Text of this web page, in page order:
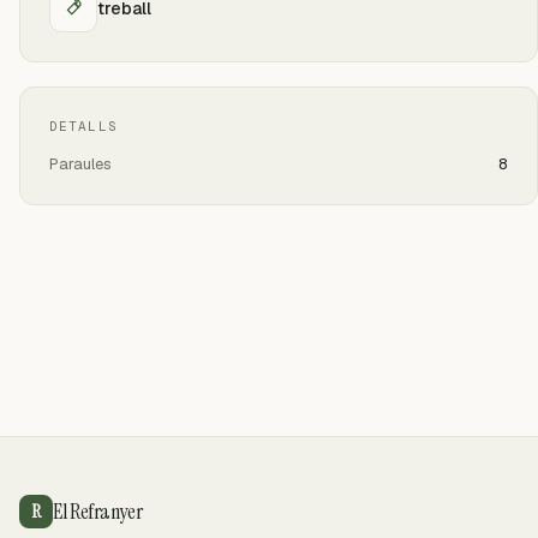
treball
DETALLS
Paraules 8
R El Refranyer